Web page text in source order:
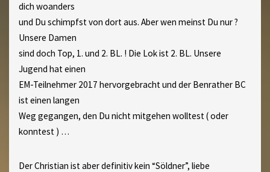
dich woanders
und Du schimpfst von dort aus. Aber wen meinst Du nur ?
Unsere Damen
sind doch Top, 1. und 2. BL. ! Die Lok ist 2. BL. Unsere
Jugend hat einen
EM-Teilnehmer 2017 hervorgebracht und der Benrather BC
ist einen langen
Weg gegangen, den Du nicht mitgehen wolltest ( oder
konntest ) …
Der Christian ist aber definitiv kein “Söldner”, liebe